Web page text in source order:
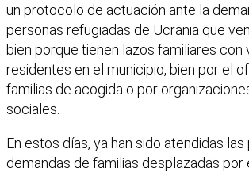
un protocolo de actuación ante la
personas refugiadas de Ucrania que
bien porque tienen lazos familiares con
residentes en el municipio, bien por el
familias de acogida o por
sociales.
En estos días, ya han sido atendidas las
demandas de familias desplazadas por